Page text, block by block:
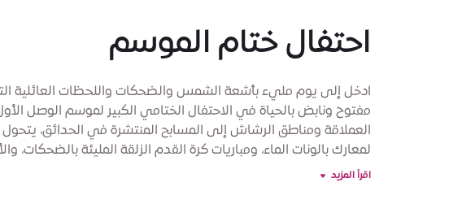
احتفال ختام الموسم
ادخل إلى يوم مليء بأشعة الشمس والضحكات واللحظات العائلية
مفتوح ونابض بالحياة في الاحتفال الختامي الكبير لموسم الوصل
العملاقة ومناطق الرشاش إلى المسابح المنتشرة في الحدائق،
لمعارك بالونات الماء، ومباريات كرة القدم الزلقة المليئة بالضحكات،
يمكن للأطفال الجري والتسابق واللعب عبر المناطق المبللة المميزة،
اقرأ المزيد